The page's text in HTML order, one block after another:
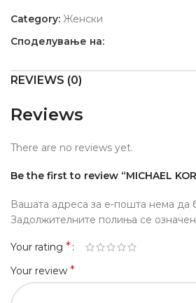
Category: Женски
Споделување на:
REVIEWS (0)
Reviews
There are no reviews yet.
Be the first to review “MICHAEL
Вашата адреса за е-пошта нема да
Задолжителните полиња се
Your rating *
Your review *